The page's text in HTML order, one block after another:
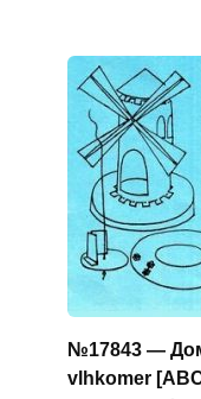
№17843 —
vlhkomer